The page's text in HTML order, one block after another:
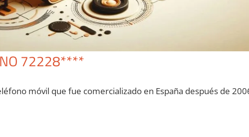
72228****
móvil quе fue comercializado en España después dе